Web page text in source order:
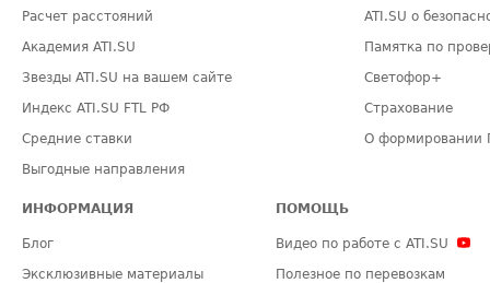
Расчет расстояний
Академия ATI.SU
Звезды ATI.SU на вашем сайте
Индекс ATI.SU FTL РФ
Средние ставки
Выгодные направления
ATI.SU о
Памятка по
Светофор+
Страхование
О формировании
ИНФОРМАЦИЯ
Блог
Эксклюзивные материалы
ПОМОЩЬ
Видео по работе с ATI.SU
Полезное по перевозкам